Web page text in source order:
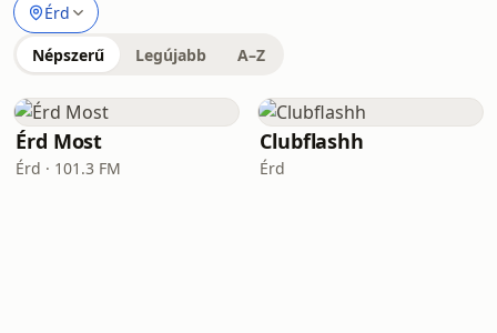
Érd
Népszerű Legújabb A–Z
Érd Most
Érd · 101.3 FM
Clubflashh
Érd